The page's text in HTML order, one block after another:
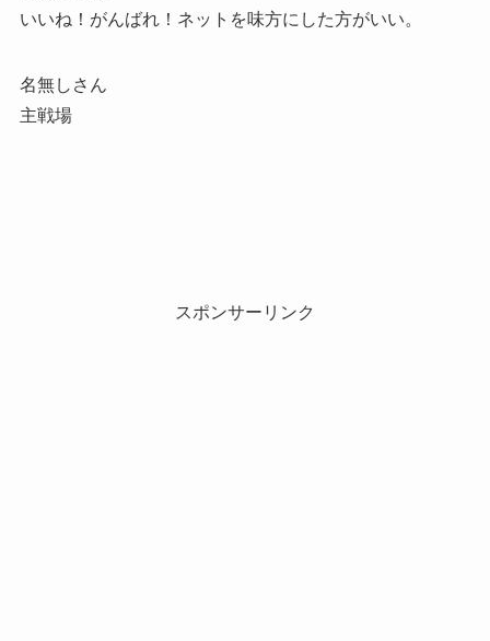
いいね！がんばれ！ネットを味方にした方がいい。
名無しさん
主戦場
スポンサーリンク